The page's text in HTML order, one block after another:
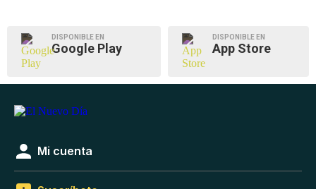
DISPONIBLE EN
Google Play
DISPONIBLE EN
App Store
Mi cuenta